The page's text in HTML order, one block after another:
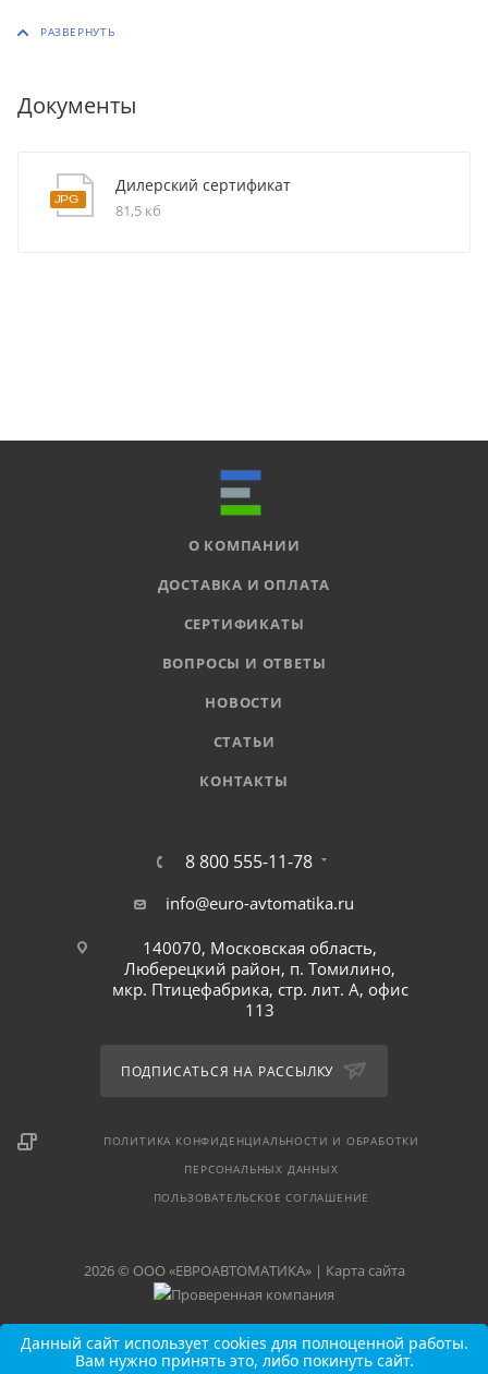
Документы
Дилерский сертификат
81,5 кб
О КОМПАНИИ
ДОСТАВКА И ОПЛАТА
СЕРТИФИКАТЫ
ВОПРОСЫ И ОТВЕТЫ
НОВОСТИ
СТАТЬИ
КОНТАКТЫ
8 800 555-11-78
info@euro-avtomatika.ru
140070, Московская область,
Люберецкий район, п. Томилино,
мкр. Птицефабрика, стр. лит. А, офис
113
ПОДПИСАТЬСЯ НА РАССЫЛКУ
ПОЛИТИКА КОНФИДЕНЦИАЛЬНОСТИ И ОБРАБОТКИ
ПЕРСОНАЛЬНЫХ ДАННЫХ
ПОЛЬЗОВАТЕЛЬСКОЕ СОГЛАШЕНИЕ
2026 © ООО «ЕВРОАВТОМАТИКА» | Карта сайта
Данный сайт использует cookies для полноценной работы.
Вам нужно принять это, либо покинуть сайт.